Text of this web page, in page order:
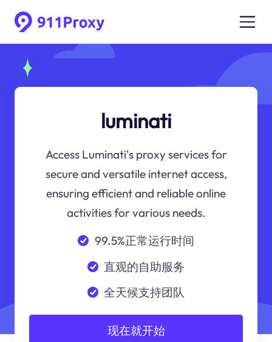
luminati
Access Luminati's proxy services for
secure and versatile internet access,
ensuring efficient and reliable online
activities for various needs.
99.5%正常运行时间
直观的自助服务
全天候支持团队
现在就开始